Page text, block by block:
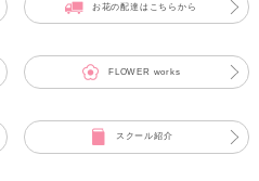
お花の配達はこちらから
FLOWER works
スクール紹介